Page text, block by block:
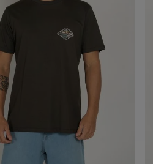
P GG
Adicionar ao carrinho